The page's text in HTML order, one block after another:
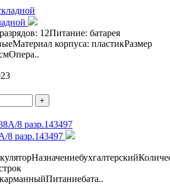
12Питание: батарея
корпуса: пластикРазмер
+
8 разр.143497